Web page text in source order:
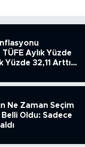
TÜFE Aylık Yüzde
Yüzde 32,11 Arttı,
Ne Zaman Seçim
Belli Oldu: Sadece